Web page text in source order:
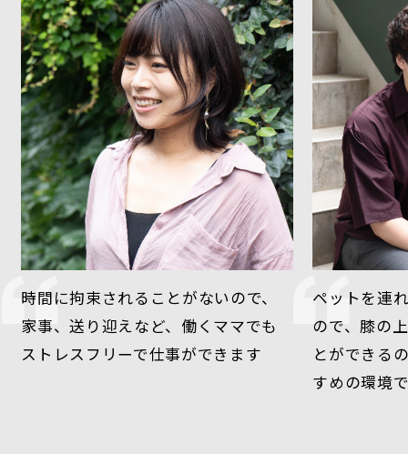
時間に拘束されることがないので、
家事、送り迎えなど、働くママでも
ストレスフリーで仕事ができます
ペットを連
ので、膝の
とができる
すめの環境